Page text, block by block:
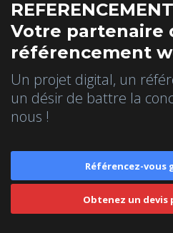
Votre partenaire
référencement
Un projet digital, un
un désir de battre la
nous !
Référencez-
Obtenez un devis